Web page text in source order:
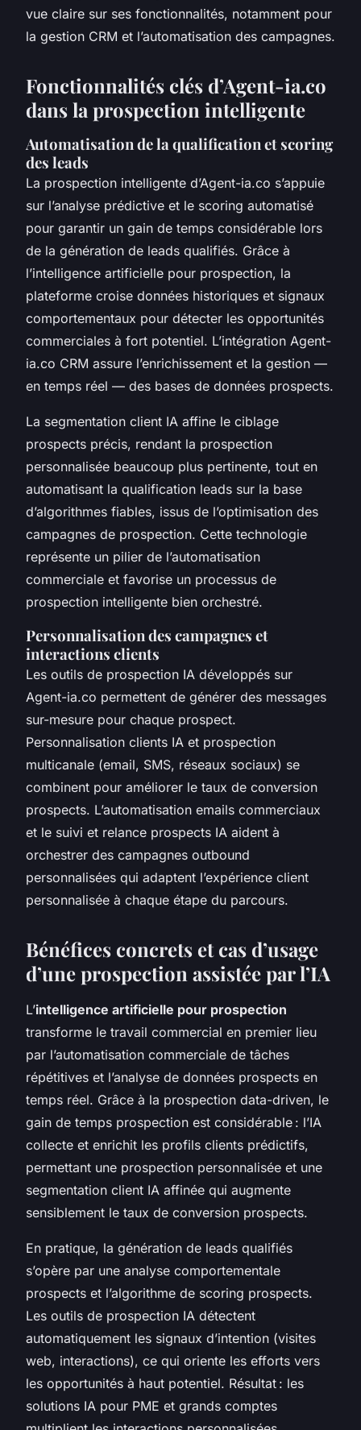
vue claire sur ses fonctionnalités, notamment pour
la gestion CRM et l’automatisation des campagnes.
Fonctionnalités clés d’Agent-ia.co
dans la prospection intelligente
Automatisation de la qualification et scoring
des leads
La prospection intelligente d’Agent-ia.co s’appuie
sur l’analyse prédictive et le scoring automatisé
pour garantir un gain de temps considérable lors
de la génération de leads qualifiés. Grâce à
l’intelligence artificielle pour prospection, la
plateforme croise données historiques et signaux
comportementaux pour détecter les opportunités
commerciales à fort potentiel. L’intégration Agent-
ia.co CRM assure l’enrichissement et la gestion —
en temps réel — des bases de données prospects.
La segmentation client IA affine le ciblage
prospects précis, rendant la prospection
personnalisée beaucoup plus pertinente, tout en
automatisant la qualification leads sur la base
d’algorithmes fiables, issus de l’optimisation des
campagnes de prospection. Cette technologie
représente un pilier de l’automatisation
commerciale et favorise un processus de
prospection intelligente bien orchestré.
Personnalisation des campagnes et
interactions clients
Les outils de prospection IA développés sur
Agent-ia.co permettent de générer des messages
sur-mesure pour chaque prospect.
Personnalisation clients IA et prospection
multicanale (email, SMS, réseaux sociaux) se
combinent pour améliorer le taux de conversion
prospects. L’automatisation emails commerciaux
et le suivi et relance prospects IA aident à
orchestrer des campagnes outbound
personnalisées qui adaptent l’expérience client
personnalisée à chaque étape du parcours.
Bénéfices concrets et cas d’usage
d’une prospection assistée par l’IA
L’intelligence artificielle pour prospection
transforme le travail commercial en premier lieu
par l’automatisation commerciale de tâches
répétitives et l’analyse de données prospects en
temps réel. Grâce à la prospection data-driven, le
gain de temps prospection est considérable : l’IA
collecte et enrichit les profils clients prédictifs,
permettant une prospection personnalisée et une
segmentation client IA affinée qui augmente
sensiblement le taux de conversion prospects.
En pratique, la génération de leads qualifiés
s’opère par une analyse comportementale
prospects et l’algorithme de scoring prospects.
Les outils de prospection IA détectent
automatiquement les signaux d’intention (visites
web, interactions), ce qui oriente les efforts vers
les opportunités à haut potentiel. Résultat : les
solutions IA pour PME et grands comptes